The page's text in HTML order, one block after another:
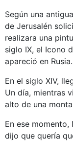
Según una
de Jerusalén
realizara una
siglo IX, el Icono
apareció en Rusia.
En el siglo XIV,
Un día, mientras
alto de una
En ese
dijo que quería